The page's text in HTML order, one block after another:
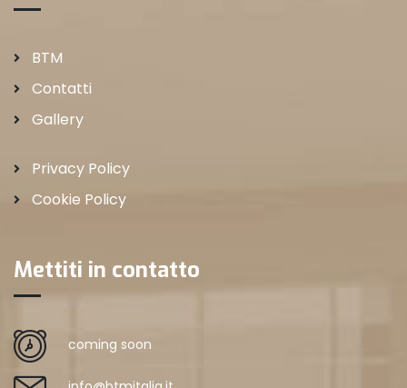
BTM
Contatti
Gallery
Privacy Policy
Cookie Policy
Mettiti in contatto
coming soon